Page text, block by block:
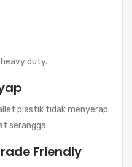
duty.
plastik tidak menyerap
serangga.
Friendly